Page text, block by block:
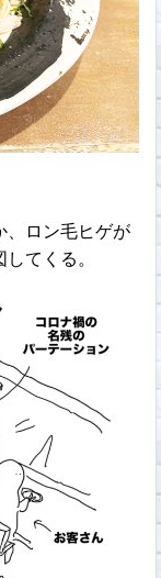
、ロン毛ヒゲが
てくる。